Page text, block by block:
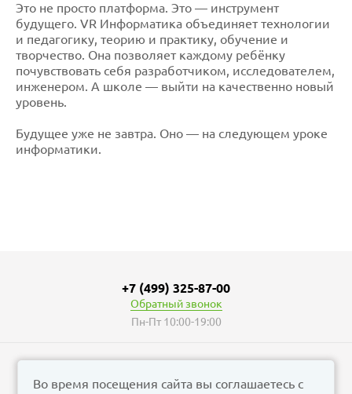
Это не просто платформа. Это — инструмент
будущего. VR Информатика объединяет технологии
и педагогику, теорию и практику, обучение и
творчество. Она позволяет каждому ребёнку
почувствовать себя разработчиком, исследователем,
инженером. А школе — выйти на качественно новый
уровень.
Будущее уже не завтра. Оно — на следующем уроке
информатики.
+7 (499) 325-87-00
Обратный звонок
Пн-Пт 10:00-19:00
Во время посещения сайта вы соглашаетесь с